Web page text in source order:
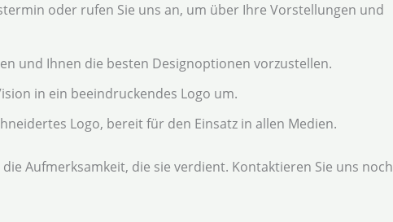
oder rufen Sie uns an, um über Ihre Vorstellungen und
und Ihnen die besten Designoptionen vorzustellen.
in ein beeindruckendes Logo um.
Logo, bereit für den Einsatz in allen Medien.
Aufmerksamkeit, die sie verdient. Kontaktieren Sie uns noch